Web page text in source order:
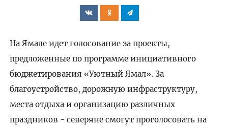
На Ямале идет голосование за проекты,
предложенные по программе инициативного
бюджетирования «Уютный Ямал». За
благоустройство, дорожную инфраструктуру,
места отдыха и организацию различных
праздников - северяне смогут проголосовать на